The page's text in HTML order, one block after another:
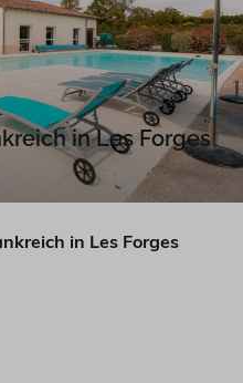
in Les Forges
in Les Forges